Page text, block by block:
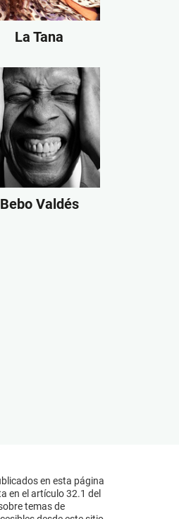
La Tana
Bebo Valdés
en esta página
en el artículo 32.1 del
temas de